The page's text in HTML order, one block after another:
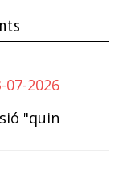
2026
"quin